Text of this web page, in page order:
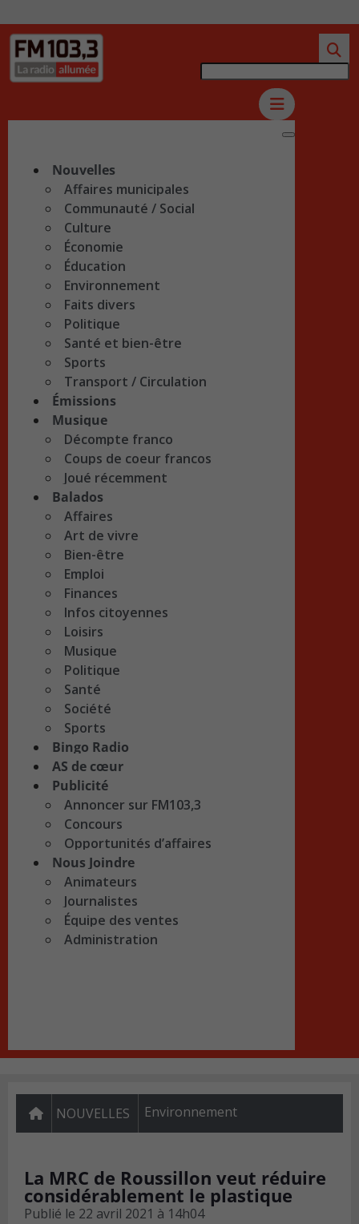
Nouvelles
Affaires municipales
Communauté / Social
Culture
Économie
Éducation
Environnement
Faits divers
Politique
Santé et bien-être
Sports
Transport / Circulation
Émissions
Musique
Décompte franco
Coups de coeur francos
Joué récemment
Balados
Affaires
Art de vivre
Bien-être
Emploi
Finances
Infos citoyennes
Loisirs
Musique
Politique
Santé
Société
Sports
Bingo Radio
AS de cœur
Publicité
Annoncer sur FM103,3
Concours
Opportunités d’affaires
Nous Joindre
Animateurs
Journalistes
Équipe des ventes
Administration
NOUVELLES Environnement
La MRC de Roussillon veut réduire
considérablement le plastique
Publié le 22 avril 2021 à 14h04